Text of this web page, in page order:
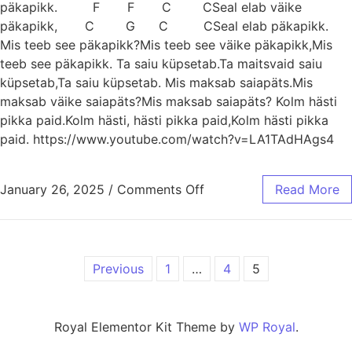
päkapikk. F F C CSeal elab väike
päkapikk, C G C CSeal elab päkapikk.
Mis teeb see päkapikk?Mis teeb see väike päkapikk,Mis
teeb see päkapikk. Ta saiu küpsetab.Ta maitsvaid saiu
küpsetab,Ta saiu küpsetab. Mis maksab saiapäts.Mis
maksab väike saiapäts?Mis maksab saiapäts? Kolm hästi
pikka paid.Kolm hästi, hästi pikka paid,Kolm hästi pikka
paid. https://www.youtube.com/watch?v=LA1TAdHAgs4
January 26, 2025 / Comments Off on Kes elab metsa sees
Read More
Posts pagination
Previous 1 … 4 5
Royal Elementor Kit Theme by WP Royal.